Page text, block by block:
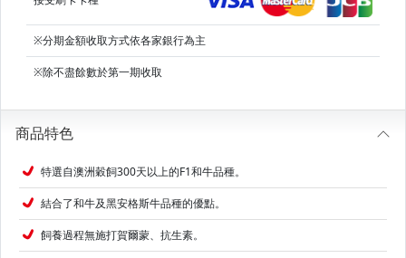
※分期金額收取方式依各家銀行為主
※除不盡餘數於第一期收取
商品特色
特選自澳洲穀飼300天以上的F1和牛品種。
結合了和牛及黑安格斯牛品種的優點。
飼養過程無施打賀爾蒙、抗生素。